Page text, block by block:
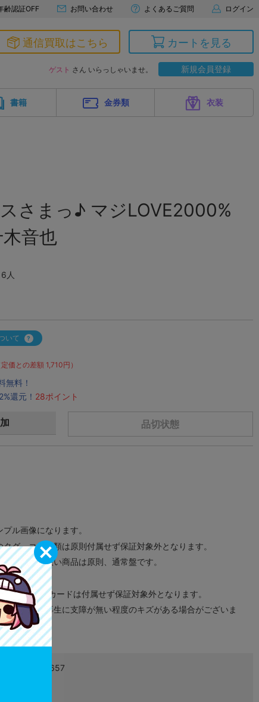
齢認証OFF お問い合わせ よくあるご質問 ログイン
通信買取はこちら カートを見る
ゲスト さん いらっしゃいませ。 新規会員登録
書籍 金券類 衣装
さまっ♪ マジLOVE2000%
音也
6人
いて
定価との差額 1,710円）
無料！
還元！ 28ポイント
品切状態
ル画像になります。
グ、コード類は原則付属せず保証対象外となります。
限り取り扱い商品は原則、通常盤です。
となります。
のメモリーカードは付属せず保証対象外となります。
しまして再生に支障が無い程度のキズがある場合がございま
4582465682657